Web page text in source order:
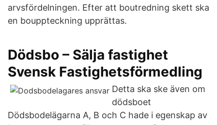
arvsfördelningen. Efter att boutredning skett ska
en bouppteckning upprättas.
Dödsbo – Sälja fastighet
Svensk Fastighetsförmedling
Detta ska ske även om
dödsboet
Dödsbodelägarna A, B och C hade i egenskap av